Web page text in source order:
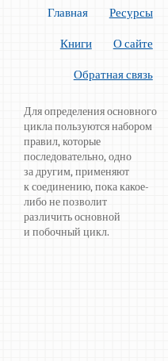
Главная Ресурсы
Книги О сайте
Обратная связь
Для определения основного
цикла пользуются набором
правил, которые
последовательно, одно
за другим, применяют
к соединению, пока какое-
либо не позволит
различить основной
и побочный цикл.